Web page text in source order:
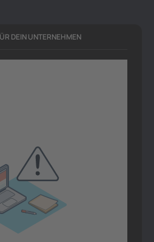
DEIN UNTERNEHMEN